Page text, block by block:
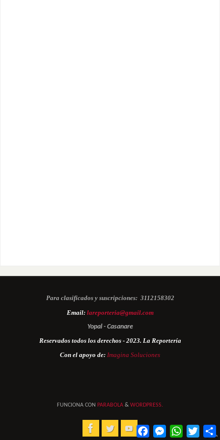
Para clasificados y suscripciones: 3112158302
Email: lareporteria@gmail.com
Yopal - Casanare
Reservados todos los derechos - 2023. La Reportería
Con el apoyo de: Imagina Soluciones
FUNCIONA CON PARABOLA & WORDPRESS.
FacebookMessengerWhatsApp
Twitter